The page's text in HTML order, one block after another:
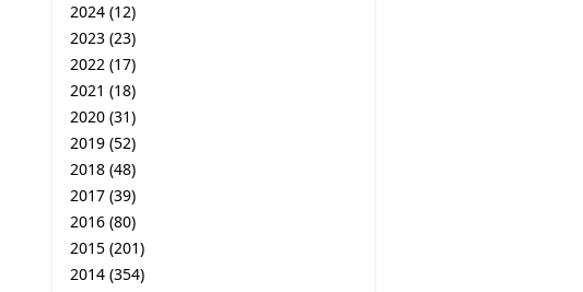
2024 (12)
2023 (23)
2022 (17)
2021 (18)
2020 (31)
2019 (52)
2018 (48)
2017 (39)
2016 (80)
2015 (201)
2014 (354)